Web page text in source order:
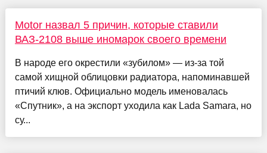
Motor назвал 5 причин, которые ставили
ВАЗ-2108 выше иномарок своего времени
В народе его окрестили «зубилом» — из-за той
самой хищной облицовки радиатора, напоминавшей
птичий клюв. Официально модель именовалась
«Спутник», а на экспорт уходила как Lada Samara, но
су...